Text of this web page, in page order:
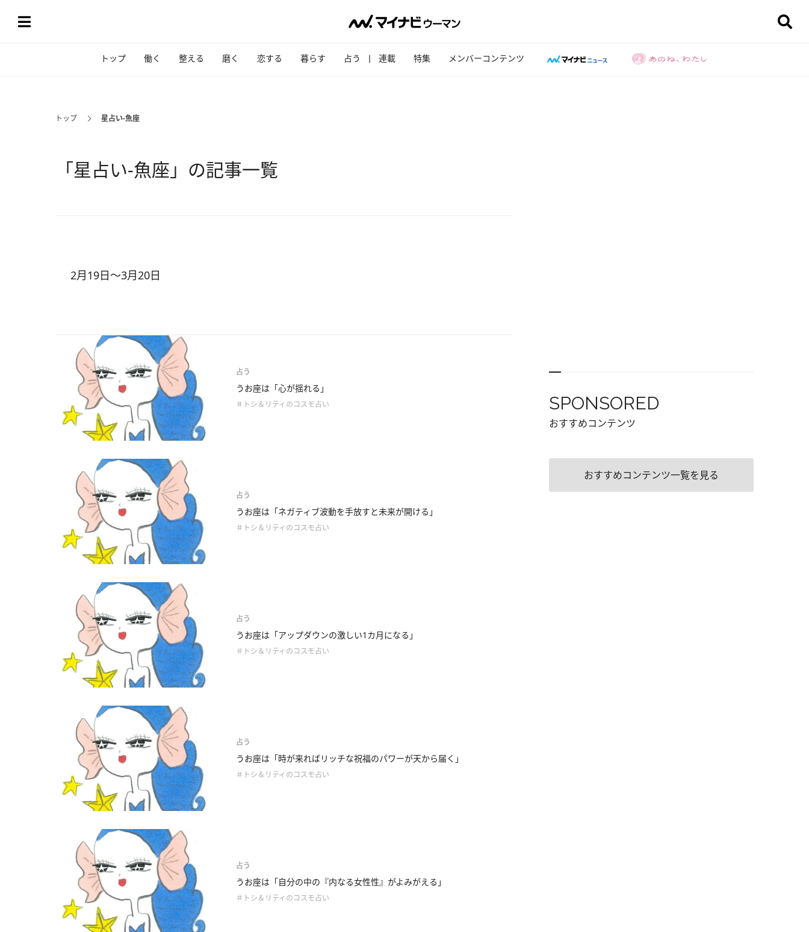
トップ 働く 整える 磨く 恋する 暮らす 占う 連載 特集 メンバーコンテンツ
トップ 星占い-魚座
「星占い-魚座」の記事一覧
2月19日～3月20日
占う
うお座は「心が揺れる」
＃トシ＆リティのコスモ占い
占う
うお座は「ネガティブ波動を手放すと未来が開ける」
＃トシ＆リティのコスモ占い
占う
うお座は「アップダウンの激しい1カ月になる」
＃トシ＆リティのコスモ占い
占う
うお座は「時が来ればリッチな祝福のパワーが天から届く」
＃トシ＆リティのコスモ占い
占う
うお座は「自分の中の『内なる女性性』がよみがえる」
＃トシ＆リティのコスモ占い
SPONSORED
おすすめコンテンツ
おすすめコンテンツ一覧を見る